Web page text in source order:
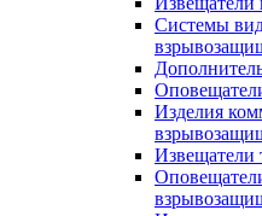
Системы
Изделия
Извещатели